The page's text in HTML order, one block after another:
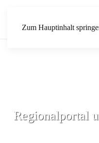
Zum Hauptinhalt
Regionalportal